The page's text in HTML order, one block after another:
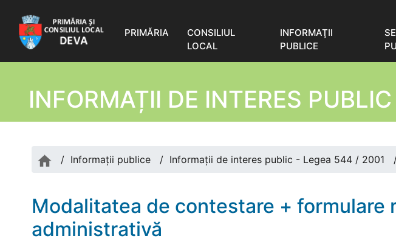
PRIMĂRIA
CONSILIUL
LOCAL
INFORMAŢII
PUBLICE
INFORMAȚII DE INTERES
/ Informații publice / Informații de interes public - Legea 544 / 2001
Modalitatea de contestare + formulare
administrativă